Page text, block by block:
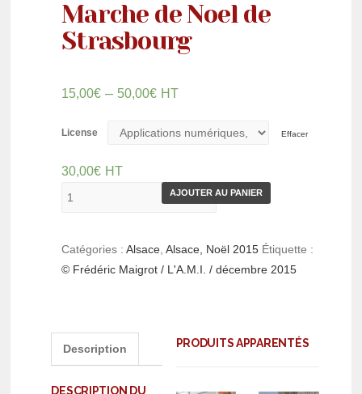
Marche de Noel de
Strasbourg
15,00€ – 50,00€ HT
License Effacer
30,00€ HT
AJOUTER AU PANIER
Catégories :Alsace,Alsace, Noël 2015 Étiquette :
© Frédéric Maigrot / L'A.M.I. / décembre 2015
Description
DESCRIPTION DU
PRODUITS APPARENTÉS